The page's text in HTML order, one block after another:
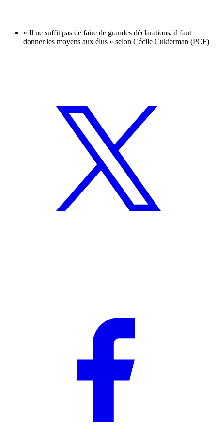
« Il ne suffit pas de faire de grandes déclarations, il faut
donner les moyens aux élus » selon Cécile Cukierman (PCF)